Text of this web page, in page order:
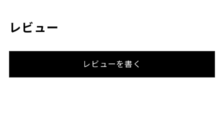
レビュー
レビューを書く